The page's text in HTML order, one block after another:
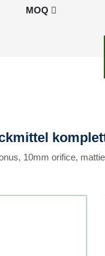
MOQ
10mm orifice,